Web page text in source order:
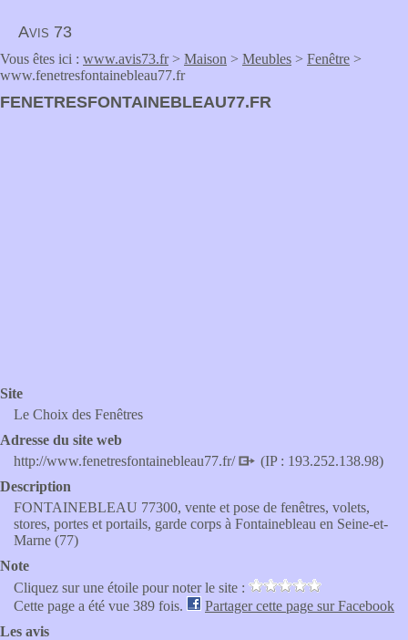
Avis 73
Vous êtes ici : www.avis73.fr> Maison > Meubles > Fenêtre >
www.fenetresfontainebleau77.fr
FENETRESFONTAINEBLEAU77.FR
Site
Le Choix des Fenêtres
Adresse du site web
http://www.fenetresfontainebleau77.fr/
(IP : 193.252.138.98)
Description
FONTAINEBLEAU 77300, vente et pose de fenêtres, volets,
stores, portes et portails, garde corps à Fontainebleau en Seine-et-
Marne (77)
Note
Cliquez sur une étoile pour noter le site :
Cette page a été vue 389 fois.
Partager cette page sur Facebook
Les avis